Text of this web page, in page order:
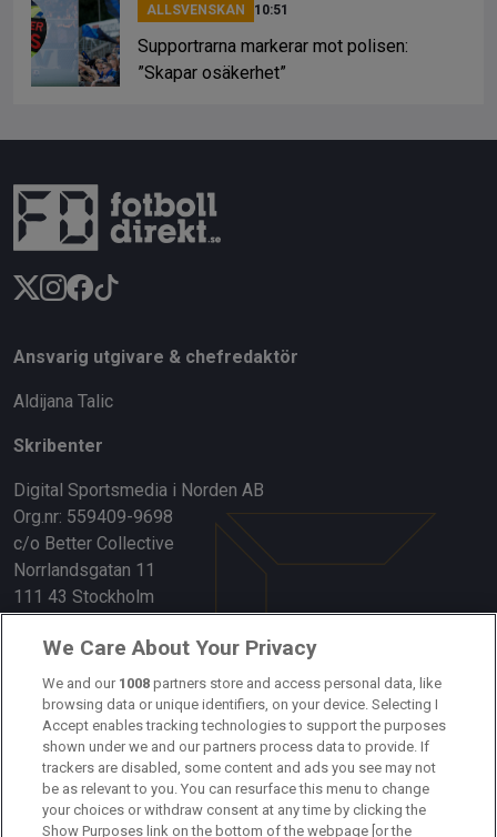
ALLSVENSKAN 10:51
Supportrarna markerar mot polisen:
”Skapar osäkerhet”
Ansvarig utgivare & chefredaktör
Aldijana Talic
Skribenter
Digital Sportsmedia i Norden AB
Org.nr: 559409-9698
c/o Better Collective
Norrlandsgatan 11
111 43 Stockholm
Länkar
Om oss
Kontakta oss
Kundtjänst
Sponsor: Rekatochklart
We Care About Your Privacy
We and our 1008 partners store and access personal data, like
browsing data or unique identifiers, on your device. Selecting I
Accept enables tracking technologies to support the purposes
shown under we and our partners process data to provide. If
trackers are disabled, some content and ads you see may not
be as relevant to you. You can resurface this menu to change
your choices or withdraw consent at any time by clicking the
Show Purposes link on the bottom of the webpage [or the